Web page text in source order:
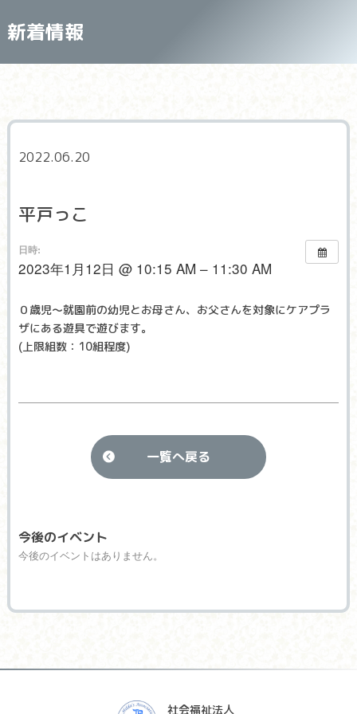
新着情報
2022.06.20
平戸っこ
日時:
2023年1月12日 @ 10:15 AM – 11:30 AM
０歳児～就園前の幼児とお母さん、お父さんを対象にケアプラ
ザにある遊具で遊びます。
(上限組数：10組程度)
今後のイベント
今後のイベントはありません。
一覧へ戻る
社会福祉法人